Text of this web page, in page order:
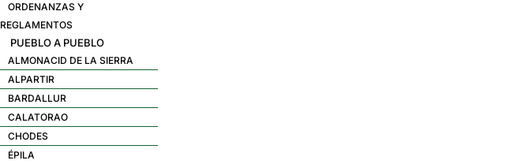
ORDENANZAS Y
REGLAMENTOS
PUEBLO A PUEBLO
ALMONACID DE LA SIERRA
ALPARTIR
BARDALLUR
CALATORAO
CHODES
ÉPILA